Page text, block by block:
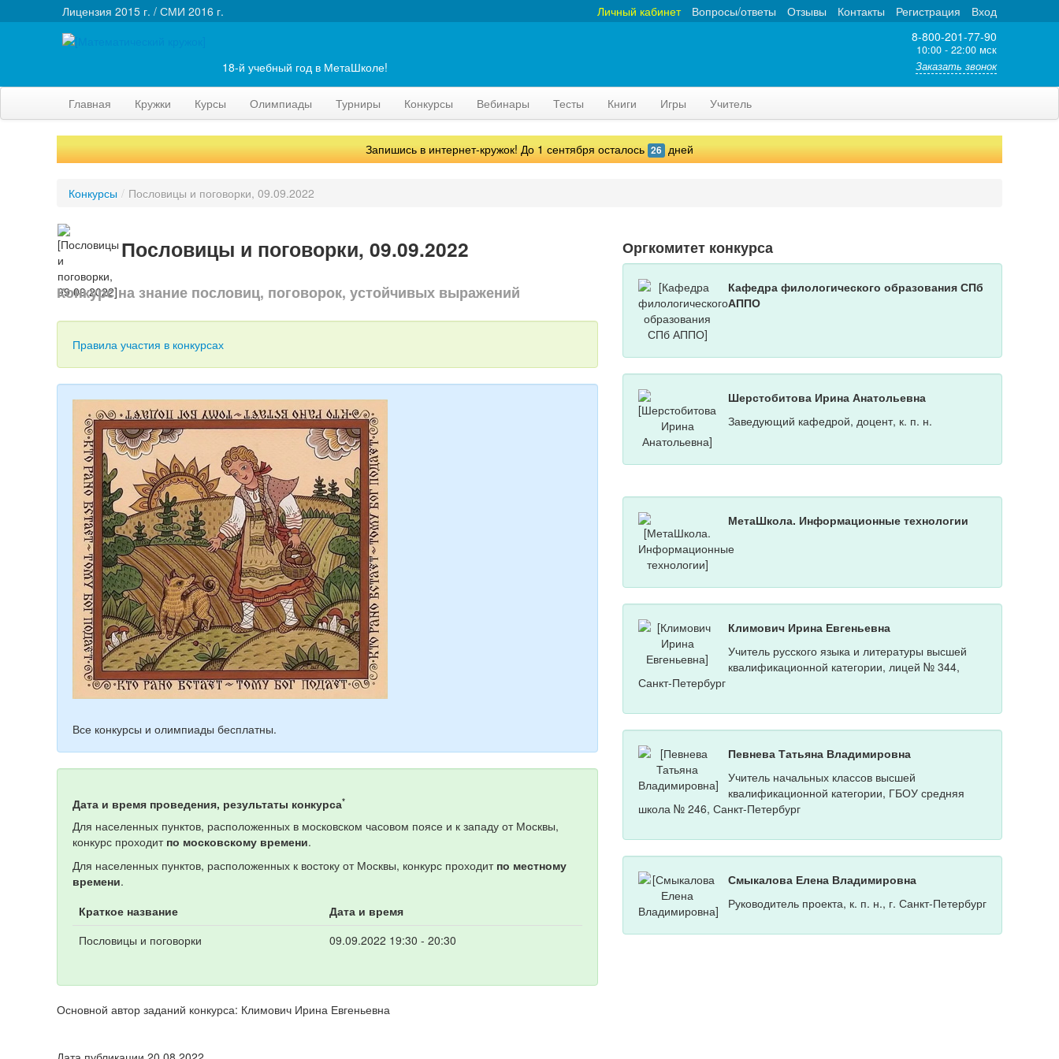
Лицензия 2015 г. / СМИ 2016 г. Вход
Регистрация
Контакты
Отзывы
Вопросы/ответы
Личный кабинет
8-800-201-77-90
10:00 - 22:00 мск
Заказать звонок
18-й учебный год в МетаШколе!
Главная Кружки Курсы Олимпиады Турниры Конкурсы Вебинары Тесты Книги Игры Учитель
Запишись в интернет-кружок! До 1 сентября осталось 26 дней
Конкурсы / Пословицы и поговорки, 09.09.2022
Пословицы и поговорки, 09.09.2022
Конкурс на знание пословиц, поговорок, устойчивых выражений
Правила участия в конкурсах
Все конкурсы и олимпиады бесплатны.
Дата и время проведения, результаты конкурса*
Для населенных пунктов, расположенных в московском часовом поясе и к западу от Москвы,
конкурс проходит по московскому времени.
Для населенных пунктов, расположенных к востоку от Москвы, конкурс проходит по местному
времени.
Краткое название
Дата и время
Пословицы и поговорки
09.09.2022 19:30 - 20:30
Основной автор заданий конкурса: Климович Ирина Евгеньевна
Оргкомитет конкурса
Кафедра филологического образования СПб
АППО
Шерстобитова Ирина Анатольевна
Заведующий кафедрой, доцент, к. п. н.
МетаШкола. Информационные технологии
Климович Ирина Евгеньевна
Учитель русского языка и литературы высшей
квалификационной категории, лицей № 344,
Санкт-Петербург
Певнева Татьяна Владимировна
Учитель начальных классов высшей
квалификационной категории, ГБОУ средняя
школа № 246, Санкт-Петербург
Смыкалова Елена Владимировна
Руководитель проекта, к. п. н., г. Санкт-Петербург